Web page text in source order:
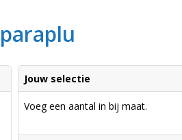
Jouw selectie
Voeg een aantal in bij maat.